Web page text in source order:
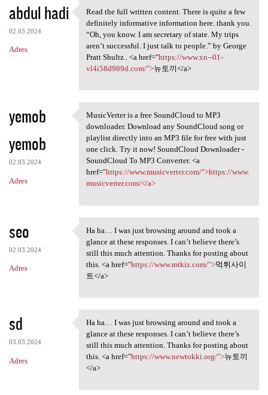
abdul hadi
02.03.2024
Adres
Read the full written content
Read the full written content. There is quite a few
definitely informative information here. thank you.
“Oh, you know. I am secretary of state. My trips
aren’t successful. I just talk to people.” by George
Pratt Shultz.. <a href="https://www.xn--01-
vl4i58d989d.com/">뉴토끼</a>
yemob
yemob
02.03.2024
Adres
MusicVerter is a free
MusicVerter is a free SoundCloud to MP3
downloader. Download any SoundCloud song or
playlist directly into an MP3 file for free with just
one click. Try it now! SoundCloud Downloader -
SoundCloud To MP3 Converter. <a
href="https://www.musicverter.com/">https://www.
musicverter.com/</a>
seo
02.03.2024
Adres
Ha ha… I was just browsing
Ha ha… I was just browsing around and took a
glance at these responses. I can’t believe there’s
still this much attention. Thanks for posting about
this. <a href="https://www.mtkiz.com/">먹튀사이
트</a>
sd
03.03.2024
Adres
Ha ha… I was just browsing
Ha ha… I was just browsing around and took a
glance at these responses. I can’t believe there’s
still this much attention. Thanks for posting about
this. <a href="https://www.newtokki.org/">뉴토끼
</a>